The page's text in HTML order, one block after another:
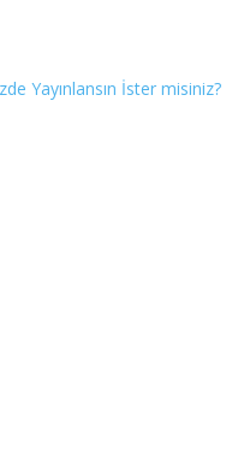
Yayınlansın İster misiniz?